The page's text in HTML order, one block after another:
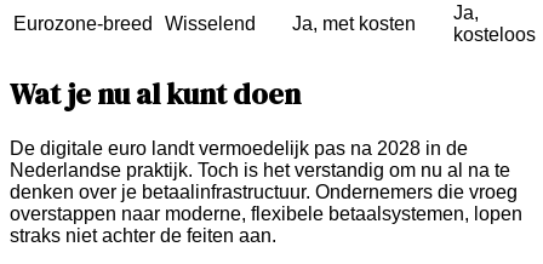
Eurozone-breed
Wisselend Ja, met kosten
Ja,
kosteloos
Wat je nu al kunt doen
De digitale euro landt vermoedelijk pas na 2028 in de
Nederlandse praktijk. Toch is het verstandig om nu al na te
denken over je betaalinfrastructuur. Ondernemers die vroeg
overstappen naar moderne, flexibele betaalsystemen, lopen
straks niet achter de feiten aan.